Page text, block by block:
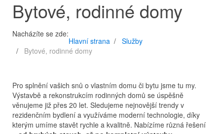
Bytové, rodinné domy
Nacházíte se zde:
Hlavní strana
Služby
Bytové, rodinné domy
Pro splnění vašich snů o vlastním domu či bytu jsme tu my.
Výstavbě a rekonstrukcím rodinných domů se úspěšně
věnujeme již přes 20 let. Sledujeme nejnovější trendy v
rezidenčním bydlení a využíváme moderní technologie, díky
kterým umíme stavět rychle a kvalitně. Nabízíme různá řešení